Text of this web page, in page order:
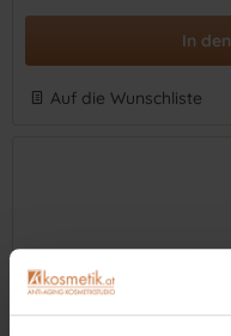
In den
Auf die Wunschliste